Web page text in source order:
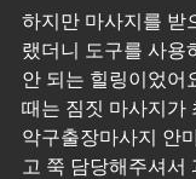
하지만 마사지를 받
랬더니 도구를 사
안 되는 힐링이었어
때는 짐짓 마사지가
악구출장마사지 안
고 쭉 담당해주셔서